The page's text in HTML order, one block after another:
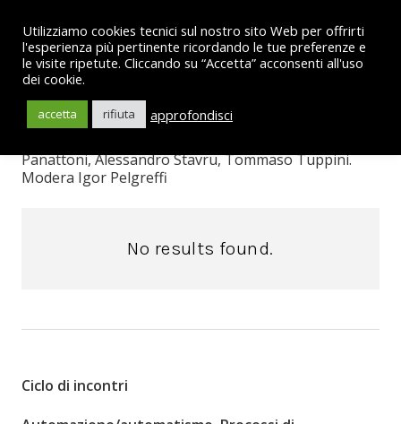
Gino Zaccaria (Filosofo, Università Bocconi di Milano)
discute la propria visione del tempo in una
conversazione con Fabio Aurelio D’Asaro, Pier
Panattoni, Alessandro Stavru, Tommaso Tuppini.
Modera Igor Pelgreffi
No results found.
Ciclo di incontri
Utilizziamo cookies tecnici sul nostro sito Web per offrirti
l'esperienza più pertinente ricordando le tue preferenze e
le visite ripetute. Cliccando su “Accetta” acconsenti all'uso
dei cookie.
accetta rifiuta approfondisci